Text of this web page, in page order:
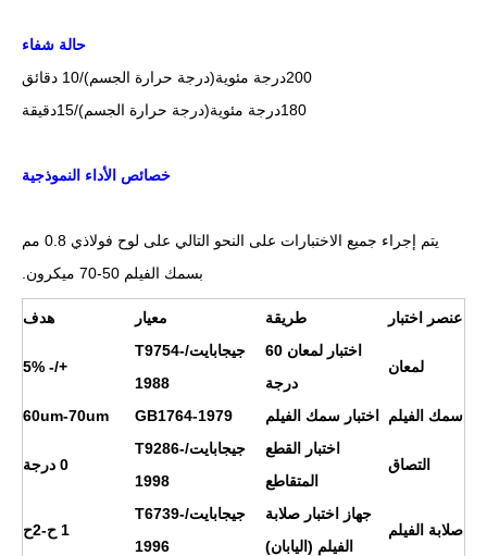
حالة شفاء
200درجة مئوية(درجة حرارة الجسم)/10 دقائق
180 درجة مئوية(درجة حرارة الجسم)/15 دقيقة
خصائص الأداء النموذجية
يتم إجراء جميع الاختبارات على النحو التالي على لوح فولاذي 0.8 مم
بسمك الفيلم 50-70 ميكرون.
عنصر اختبار طريقة معيار هدف
لمعان
اختبار لمعان 60
درجة
جيجابايت/T9754-
1988
+/- 5%
سمك الفيلم اختبار سمك الفيلم GB1764-1979
60um-70um
التصاق
اختبار القطع
المتقاطع
جيجابايت/T9286-
1998
0 درجة
صلابة الفيلم
جهاز اختبار صلابة
الفيلم (اليابان)
جيجابايت/T6739-
1996
1 ح -2ح